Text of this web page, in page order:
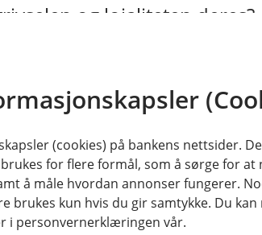
og lojaliteten deres?
stillingsprosent
(cookies) på bankens nettsider.
for flere formål, som å sørge for
å måle hvordan annonser fungerer.
brukes kun hvis du gir samtykke. Du
i personvernerklæringen vår.